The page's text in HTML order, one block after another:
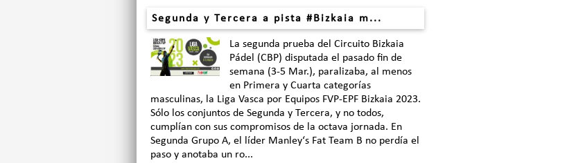
Segunda y Tercera a pista #Bizkaia m...
La segunda prueba del Circuito Bizkaia
Pádel (CBP) disputada el pasado fin de
semana (3-5 Mar.), paralizaba, al menos
en Primera y Cuarta categorías
masculinas, la Liga Vasca por Equipos FVP-EPF Bizkaia 2023.
Sólo los conjuntos de Segunda y Tercera, y no todos,
cumplían con sus compromisos de la octava jornada. En
Segunda Grupo A, el líder Manley‘s Fat Team B no perdía el
paso y anotaba un ro...